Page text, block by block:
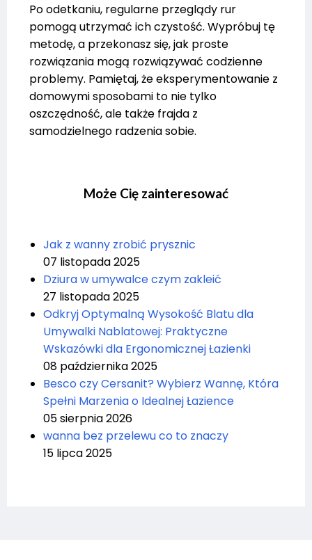
Po odetkaniu, regularne przeglądy rur
pomogą utrzymać ich czystość. Wypróbuj tę
metodę, a przekonasz się, jak proste
rozwiązania mogą rozwiązywać codzienne
problemy. Pamiętaj, że eksperymentowanie z
domowymi sposobami to nie tylko
oszczędność, ale także frajda z
samodzielnego radzenia sobie.
Może Cię zainteresować
Jak z wanny zrobić prysznic
07 listopada 2025
Dziura w umywalce czym zakleić
27 listopada 2025
Odkryj Optymalną Wysokość Blatu dla
Umywalki Nablatowej: Praktyczne
Wskazówki dla Ergonomicznej Łazienki
08 października 2025
Besco czy Cersanit? Wybierz Wannę, Która
Spełni Marzenia o Idealnej Łazience
05 sierpnia 2026
wanna bez przelewu co to znaczy
15 lipca 2025